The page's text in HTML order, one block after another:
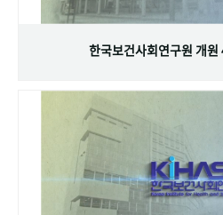
성과 50선 숫자로 보는 50년
VR 역사관
한국보건사회연구원 개